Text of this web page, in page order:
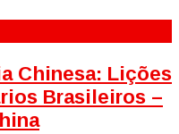
Chinesa: Lições
Brasileiros –